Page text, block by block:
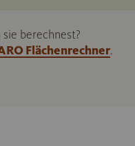
berechnest?
Flächenrechner.